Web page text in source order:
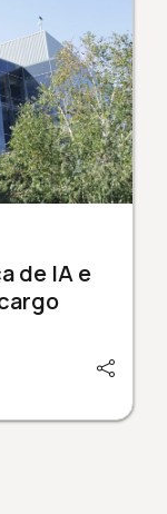
de IA e